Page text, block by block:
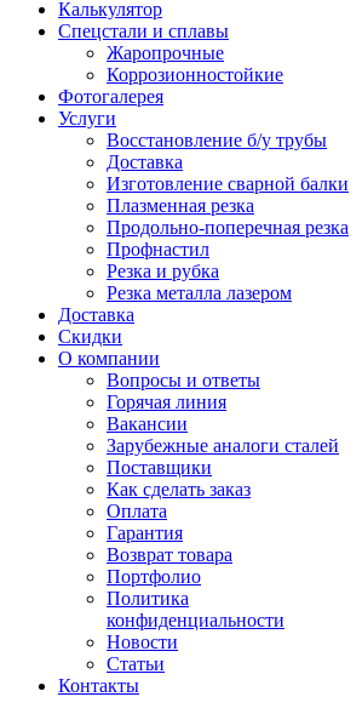
Калькулятор
Спецстали и сплавы
Жаропрочные
Коррозионностойкие
Фотогалерея
Услуги
Восстановление б/у трубы
Доставка
Изготовление сварной балки
Плазменная резка
Продольно-поперечная резка
Профнастил
Резка и рубка
Резка металла лазером
Доставка
Скидки
О компании
Вопросы и ответы
Горячая линия
Вакансии
Зарубежные аналоги сталей
Поставщики
Как сделать заказ
Оплата
Гарантия
Возврат товара
Портфолио
Политика
конфиденциальности
Новости
Статьи
Контакты